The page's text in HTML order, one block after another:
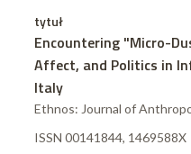
tytuł
Encountering "Micro-
Affect, and Politics in
Italy
Ethnos: Journal of
ISSN 00141844, 1469588X